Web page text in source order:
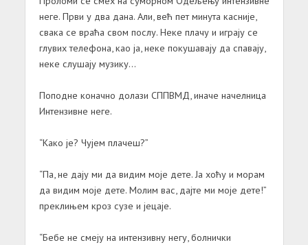
неге. Први у два дана. Али, већ пет минута касније,
свака се враћа свом послу. Неке плачу и играју се
глувих телефона, као ја, неке покушавају да спавају,
неке слушају музику…
Поподне коначно долази СППВМД, иначе начелница
Интензивне неге.
“Како је? Чујем плачеш?”
“Па, не дају ми да видим моје дете. Ја хоћу и морам
да видим моје дете. Молим вас, дајте ми моје дете!”
преклињем кроз сузе и јецаје.
“Бебе не смеју на интензивну негу, болнички